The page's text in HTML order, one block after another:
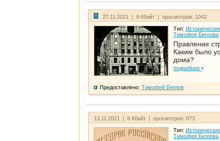
27.11.2021 | 9 Кбайт | просмотров: 1042
Тип:
Тимофея Бегрова
Правление
Каким было
дома?
подробнее
Предоставлено: Тимофей Бегров
13.11.2021 | 6 Кбайт | просмотров: 873
Тип:
Тимофея Бегрова